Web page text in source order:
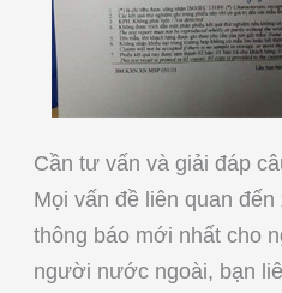
Cần tư vấn và giải đáp
Mọi vấn đề liên quan
thông báo mới nhất cho
người nước ngoài, bạn